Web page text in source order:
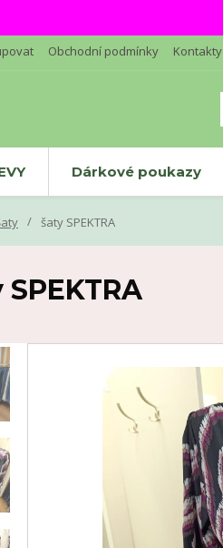
Obchodní podmínky Kontakty
Dárkové poukazy
šaty SPEKTRA